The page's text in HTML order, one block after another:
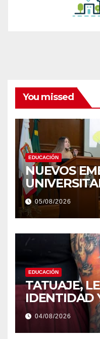
You missed
EDUCACIÓN
NUEVOS
05/08/2026
EDUCACIÓN
TATUAJE,
IDENTIDAD
04/08/2026